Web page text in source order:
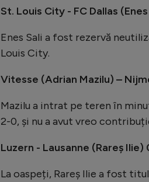
St. Louis City - FC Dallas
Enes Sali a fost rezervă
Louis City.
Vitesse (Adrian Mazilu) –
Mazilu a intrat pe teren în
2-0, și nu a avut vreo
Luzern - Lausanne (Rareș Ilie)
La oaspeți, Rareș Ilie a fost